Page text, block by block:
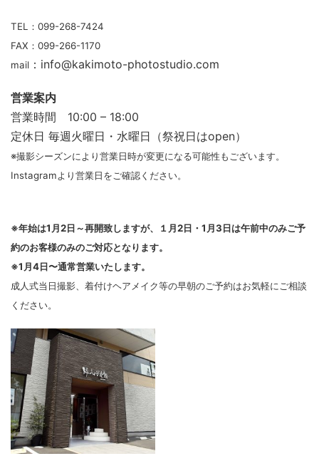
TEL：099-268-7424
FAX：099-266-1170
mail ：info@kakimoto-photostudio.com
営業案内
営業時間 10:00 – 18:00
定休日 毎週火曜日・水曜日（祭祝日はopen）
※撮影シーズンにより営業日時が変更になる可能性もございます。
Instagramより営業日をご確認ください。
※年始は1月2日～再開致しますが、１月2日・1月3日は午前中のみご予
約のお客様のみのご対応となります。
※1月4日〜通常営業いたします。
成人式当日撮影、着付けヘアメイク等の早朝のご予約はお気軽にご相談
ください。